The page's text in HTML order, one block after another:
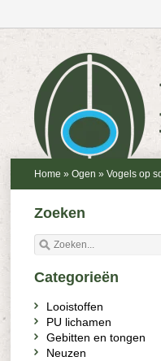
Home » Ogen » Vogels op
Zoeken
Categorieën
Looistoffen
PU lichamen
Gebitten en tongen
Neuzen